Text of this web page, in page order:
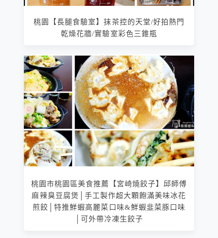
桃園【長腿食驗室】抹茶控的天堂/好拍熱門
乾燥花牆/實驗室彩色三錐瓶
桃園市桃園區美食推薦【宮崎燒餃子】邱師傅
麻辣臭豆腐煲│手工製作超大顆飽滿美味冰花
煎餃│特推鮮蝦高麗菜口味&鮮蝦韭菜豚口味
│可外帶冷凍生餃子